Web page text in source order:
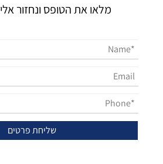
מלאו את הטופס ונחזור